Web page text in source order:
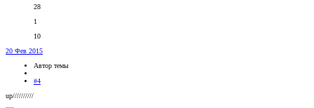
28
1
10
20 Фев 2015
Автор темы
#4
up//////////